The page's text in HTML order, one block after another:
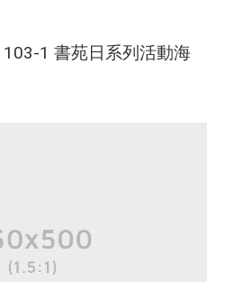
1 書苑日系列活動海